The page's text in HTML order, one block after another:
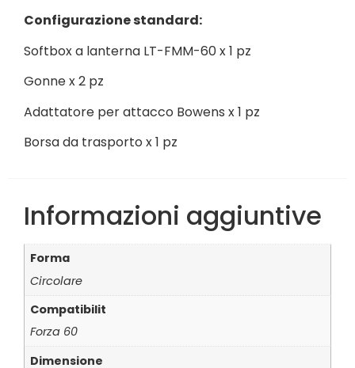
Configurazione standard:
Softbox a lanterna LT-FMM-60 x 1 pz
Gonne x 2 pz
Adattatore per attacco Bowens x 1 pz
Borsa da trasporto x 1 pz
Informazioni aggiuntive
Forma
Circolare
Compatibilit
Forza 60
Dimensione